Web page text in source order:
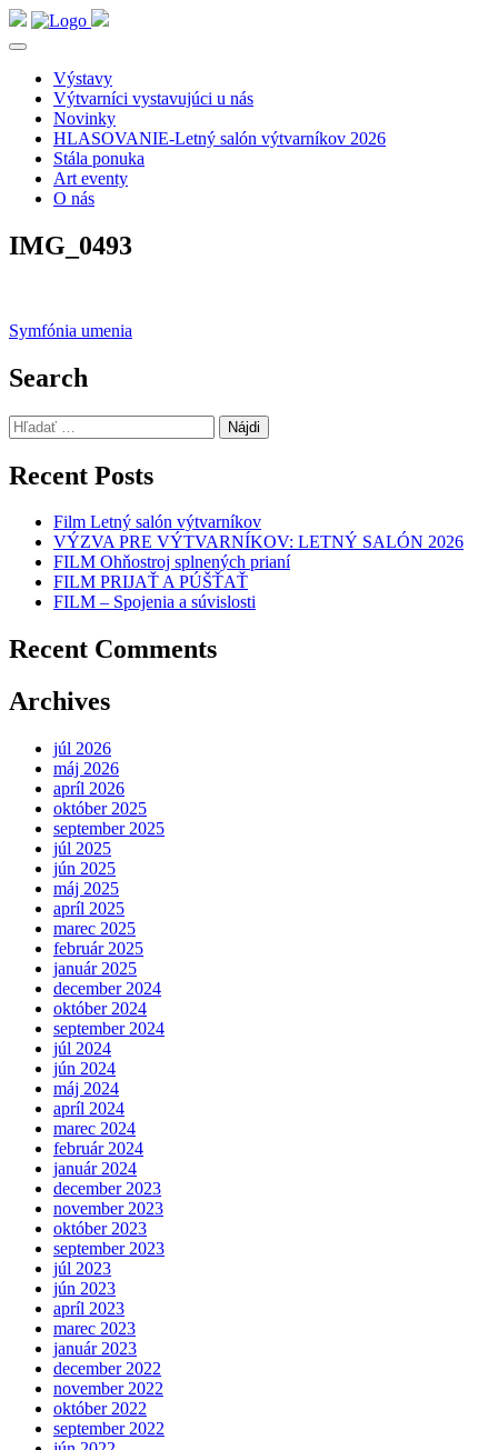
Výstavy
Výtvarníci vystavujúci u nás
Novinky
HLASOVANIE-Letný salón výtvarníkov 2026
Stála ponuka
Art eventy
O nás
IMG_0493
Navigácia
v
článku
Symfónia umenia
Search
Hľadať:
Recent Posts
Film Letný salón výtvarníkov
VÝZVA PRE VÝTVARNÍKOV: LETNÝ SALÓN 2026
FILM Ohňostroj splnených prianí
FILM PRIJAŤ A PÚŠŤAŤ
FILM – Spojenia a súvislosti
Recent Comments
Archives
júl 2026
máj 2026
apríl 2026
október 2025
september 2025
júl 2025
jún 2025
máj 2025
apríl 2025
marec 2025
február 2025
január 2025
december 2024
október 2024
september 2024
júl 2024
jún 2024
máj 2024
apríl 2024
marec 2024
február 2024
január 2024
december 2023
november 2023
október 2023
september 2023
júl 2023
jún 2023
apríl 2023
marec 2023
január 2023
december 2022
november 2022
október 2022
september 2022